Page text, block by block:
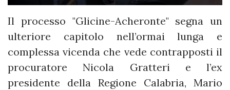
Il processo "Glicine-Acheronte" segna un
ulteriore capitolo nell’ormai lunga e
complessa vicenda che vede contrapposti il
procuratore Nicola Gratteri e l’ex
presidente della Regione Calabria, Mario